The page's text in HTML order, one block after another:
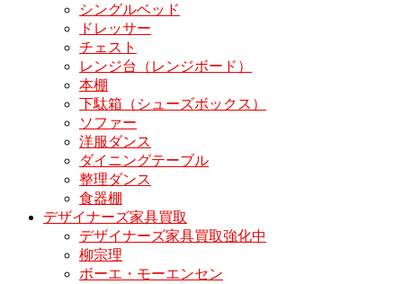
シングルベッド
ドレッサー
チェスト
レンジ台（レンジボード）
本棚
下駄箱（シューズボックス）
ソファー
洋服ダンス
ダイニングテーブル
整理ダンス
食器棚
デザイナーズ家具買取
デザイナーズ家具買取強化中
柳宗理
ボーエ・モーエンセン